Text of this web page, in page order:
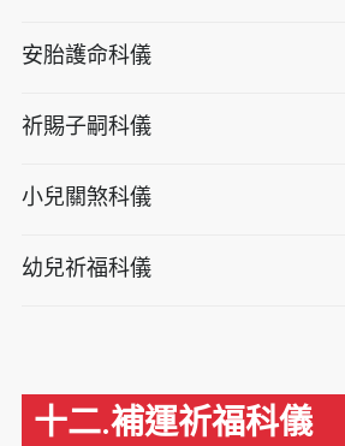
安胎護命科儀
祈賜子嗣科儀
小兒關煞科儀
幼兒祈福科儀
十二.補運祈福科儀